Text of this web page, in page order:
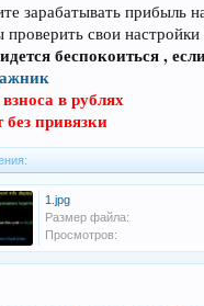
зарабатывать прибыль
проверить свои
беспокоиться ,
в рублях
без привязки
1.jpg
Размер файла:
Просмотров: